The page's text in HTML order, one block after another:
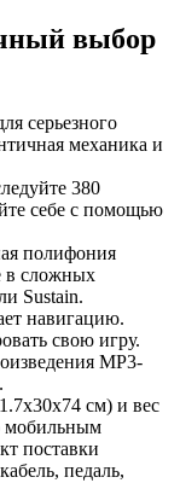
выбор
серьезного
механика и
380
себе с помощью
полифония
в сложных
Sustain.
навигацию.
свою игру.
MP3-
см) и вес
мобильным
поставки
педаль,